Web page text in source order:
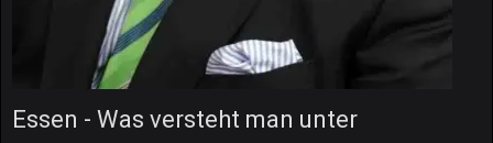
Essen - Was versteht man unter